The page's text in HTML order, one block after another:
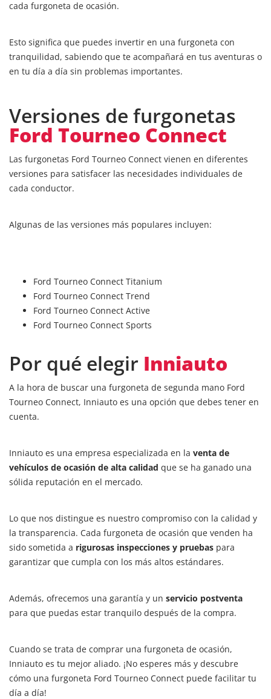
cada furgoneta de ocasión.
Esto significa que puedes invertir en una furgoneta con
tranquilidad, sabiendo que te acompañará en tus aventuras o
en tu día a día sin problemas importantes.
Versiones de furgonetas
Ford Tourneo Connect
Las furgonetas Ford Tourneo Connect vienen en diferentes
versiones para satisfacer las necesidades individuales de
cada conductor.
Algunas de las versiones más populares incluyen:
Ford Tourneo Connect Titanium
Ford Tourneo Connect Trend
Ford Tourneo Connect Active
Ford Tourneo Connect Sports
Por qué elegir Inniauto
A la hora de buscar una furgoneta de segunda mano Ford
Tourneo Connect, Inniauto es una opción que debes tener en
cuenta.
Inniauto es una empresa especializada en la venta de
vehículos de ocasión de alta calidad que se ha ganado una
sólida reputación en el mercado.
Lo que nos distingue es nuestro compromiso con la calidad y
la transparencia. Cada furgoneta de ocasión que venden ha
sido sometida a rigurosas inspecciones y pruebas para
garantizar que cumpla con los más altos estándares.
Además, ofrecemos una garantía y un servicio postventa
para que puedas estar tranquilo después de la compra.
Cuando se trata de comprar una furgoneta de ocasión,
Inniauto es tu mejor aliado. ¡No esperes más y descubre
cómo una furgoneta Ford Tourneo Connect puede facilitar tu
día a día!